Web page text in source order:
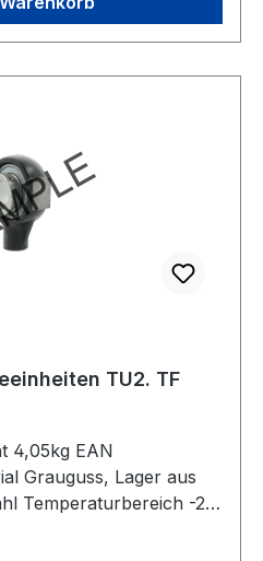
SKF Spann-Gehäuseeinheiten TU2. TF
4,05kg EAN
Grauguss, Lager aus
Temperaturbereich -20